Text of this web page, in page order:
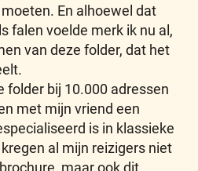
En alhoewel dat
falen voelde merk ik nu al,
van deze folder, dat het
folder bij 10.000 adressen
met mijn vriend een
is in klassieke
al mijn reizigers niet
maar ook dit